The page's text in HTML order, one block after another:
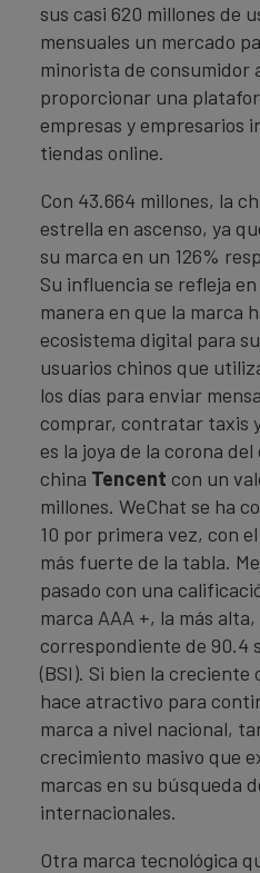
sus casi 620 millones de
mensuales un mercado
minorista de consumidor
proporcionar una
empresas y empresarios
tiendas online.
Con 43.664 millones, la
estrella en ascenso, ya
su marca en un 126%
Su influencia se refleja
manera en que la marca
ecosistema digital para
usuarios chinos que
los días para enviar
comprar, contratar taxis
es la joya de la corona
china Tencent con un
millones. WeChat se ha
10 por primera vez, con
más fuerte de la tabla.
pasado con una
marca AAA +, la más
correspondiente de 90.4
(BSI). Si bien la creciente
hace atractivo para
marca a nivel nacional,
crecimiento masivo que
marcas en su búsqueda
internacionales.
Otra marca tecnológica